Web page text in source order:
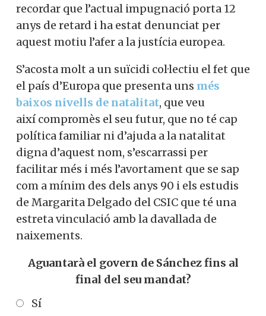
recordar que l’actual impugnació porta 12
anys de retard i ha estat denunciat per
aquest motiu l’afer a la justícia europea.
S’acosta molt a un suïcidi col·lectiu el fet que
el país d’Europa que presenta uns més
baixos nivells de natalitat, que veu
així compromès el seu futur, que no té cap
política familiar ni d’ajuda a la natalitat
digna d’aquest nom, s’escarrassi per
facilitar més i més l’avortament que se sap
com a mínim des dels anys 90 i els estudis
de Margarita Delgado del CSIC que té una
estreta vinculació amb la davallada de
naixements.
Aguantarà el govern de Sánchez fins al
final del seu mandat?
Sí